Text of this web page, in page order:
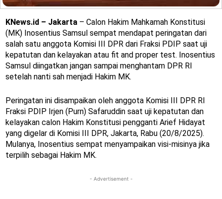
KNews.id – Jakarta – Calon Hakim Mahkamah Konstitusi
(MK) Inosentius Samsul sempat mendapat peringatan dari
salah satu anggota Komisi III DPR dari Fraksi PDIP saat uji
kepatutan dan kelayakan atau fit and proper test. Inosentius
Samsul diingatkan jangan sampai menghantam DPR RI
setelah nanti sah menjadi Hakim MK.
Peringatan ini disampaikan oleh anggota Komisi III DPR RI
Fraksi PDIP Irjen (Purn) Safaruddin saat uji kepatutan dan
kelayakan calon Hakim Konstitusi pengganti Arief Hidayat
yang digelar di Komisi III DPR, Jakarta, Rabu (20/8/2025).
Mulanya, Inosentius sempat menyampaikan visi-misinya jika
terpilih sebagai Hakim MK.
- Advertisement -